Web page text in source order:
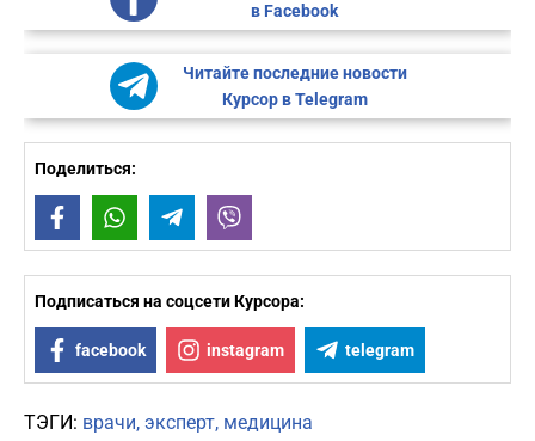
в Facebook
Читайте последние новости
Курсор в Telegram
Поделиться:
FacebookWhatsAppTelegram
Подписаться на соцсети Курсора:
facebook instagram telegram
ТЭГИ: врачи эксперт медицина